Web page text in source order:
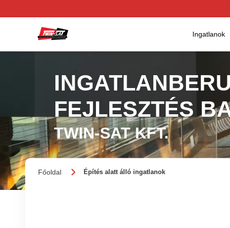
Ingatlanok
FEJLESZTÉS
TWIN-SAT KFT.
Főoldal Építés alatt álló ingatlanok